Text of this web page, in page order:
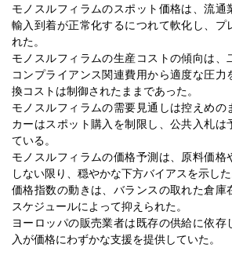
モノスルフィラムのスポット価格は、流通
輸入到着が正常化するにつれて軟化し、プ
れた。
モノスルフィラムの生産コストの傾向は、
コンプライアンス関連費用から適度な圧力
換コストは制御されたままであった。
モノスルフィラムの需要見通しは控えめの
カーはスポット購入を制限し、公共入札は
ている。
モノスルフィラムの価格予測は、原料価格
しない限り、穏やかな下方バイアスを示した
価格指数の動きは、バランスの取れた倉庫
スケジュールによって抑えられた。
ヨーロッパの販売業者は既存の供給に依存
入が価格にわずかな支援を提供していた。